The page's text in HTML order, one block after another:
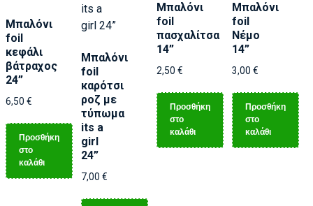
Μπαλόνι
foil
κεφάλι
βάτραχος
24”
6,50 €
Προσθήκη
στο
καλάθι
Μπαλόνι
foil
καρότσι
ροζ με
τύπωμα
its a
girl
24”
7,00 €
Μπαλόνι
foil
πασχαλίτσα
14”
2,50 €
Προσθήκη
στο
καλάθι
Μπαλόνι
foil
Νέμο
14”
3,00 €
Προσθήκη
στο
καλάθι